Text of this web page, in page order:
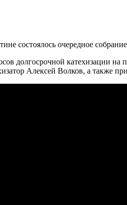
состоялось очередное
долгосрочной катехизации
Алексей Волков, а также